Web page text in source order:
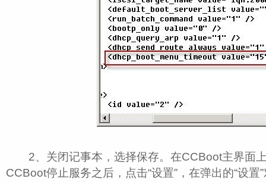
2、关闭记事本，选择保存。在CCBoot主界面上
CCBoot停止服务之后，点击“设置”，在弹出的“设置